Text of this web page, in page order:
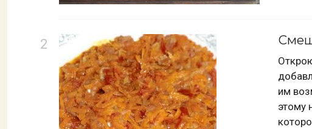
им
этому